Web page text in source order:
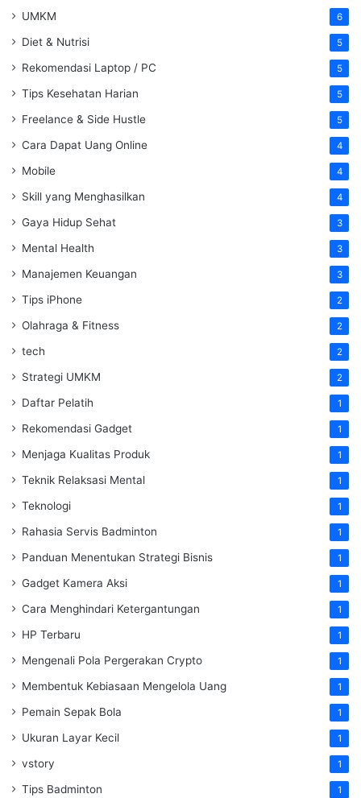
UMKM 6
Diet & Nutrisi 5
Rekomendasi Laptop / PC 5
Tips Kesehatan Harian 5
Freelance & Side Hustle 5
Cara Dapat Uang Online 4
Mobile 4
Skill yang Menghasilkan 4
Gaya Hidup Sehat 3
Mental Health 3
Manajemen Keuangan 3
Tips iPhone 2
Olahraga & Fitness 2
tech 2
Strategi UMKM 2
Daftar Pelatih 1
Rekomendasi Gadget 1
Menjaga Kualitas Produk 1
Teknik Relaksasi Mental 1
Teknologi 1
Rahasia Servis Badminton 1
Panduan Menentukan Strategi Bisnis 1
Gadget Kamera Aksi 1
Cara Menghindari Ketergantungan 1
HP Terbaru 1
Mengenali Pola Pergerakan Crypto 1
Membentuk Kebiasaan Mengelola Uang 1
Pemain Sepak Bola 1
Ukuran Layar Kecil 1
vstory 1
Tips Badminton 1